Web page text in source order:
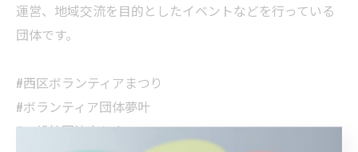
運営、地域交流を目的としたイベントなどを行っている
団体です。
#西区ボランティアまつり
#ボランティア団体夢叶
#一般社団法人しん